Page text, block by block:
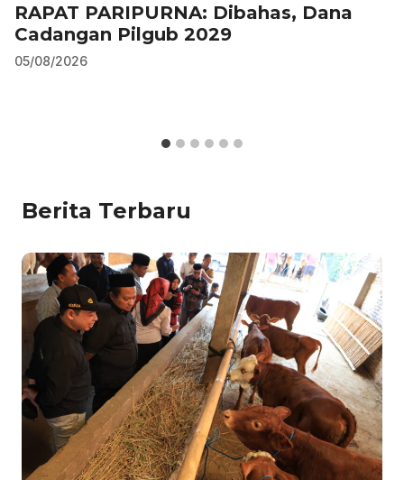
RAPAT PARIPURNA: Dibahas, Dana
Cadangan Pilgub 2029
05/08/2026
Berita Terbaru